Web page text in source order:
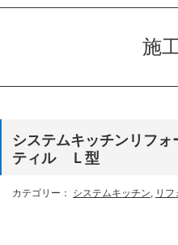
施
システムキッチンリフ
ティル Ｌ型
カテゴリー： システムキッチン, リフ